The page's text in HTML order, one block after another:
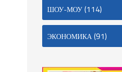
ШОУ-МОУ(114)
ЭКОНОМИКА(91)